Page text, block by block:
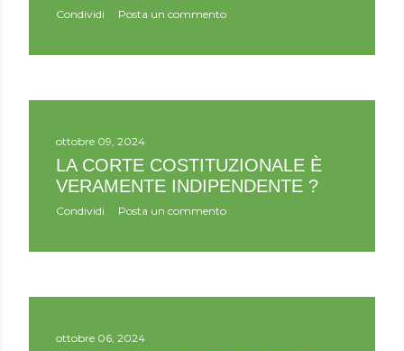
Condividi Posta un commento
ottobre 09, 2024
LA CORTE COSTITUZIONALE È
VERAMENTE INDIPENDENTE ?
Condividi Posta un commento
ottobre 06, 2024